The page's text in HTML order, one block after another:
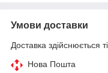
Умови доставки
Доставка здійснюється
Нова Пошта